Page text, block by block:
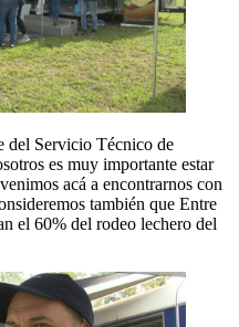
del Servicio Técnico de
es muy importante estar
acá a encontrarnos con
también que Entre
el 60% del rodeo lechero del